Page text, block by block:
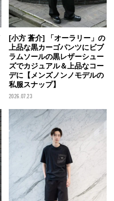
[小方 蒼介] 「オーラリー」の
上品な黒カーゴパンツにビブ
ラムソールの黒レザーシュー
ズでカジュアル＆上品なコー
デに【メンズノンノモデルの
私服スナップ】
2026.07.23